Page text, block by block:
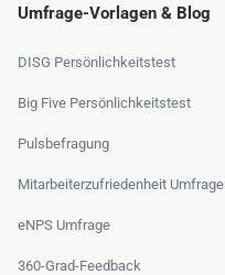
Umfrage-Vorlagen & Blog
DISG Persönlichkeitstest
Big Five Persönlichkeitstest
Pulsbefragung
Mitarbeiterzufriedenheit Umfrage
eNPS Umfrage
360-Grad-Feedback